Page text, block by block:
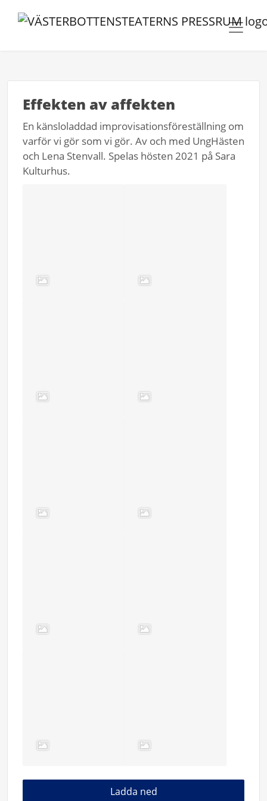
Effekten av affekten
En känsloladdad improvisationsföreställning om
varför vi gör som vi gör. Av och med UngHästen
och Lena Stenvall. Spelas hösten 2021 på Sara
Kulturhus.
Ladda ned